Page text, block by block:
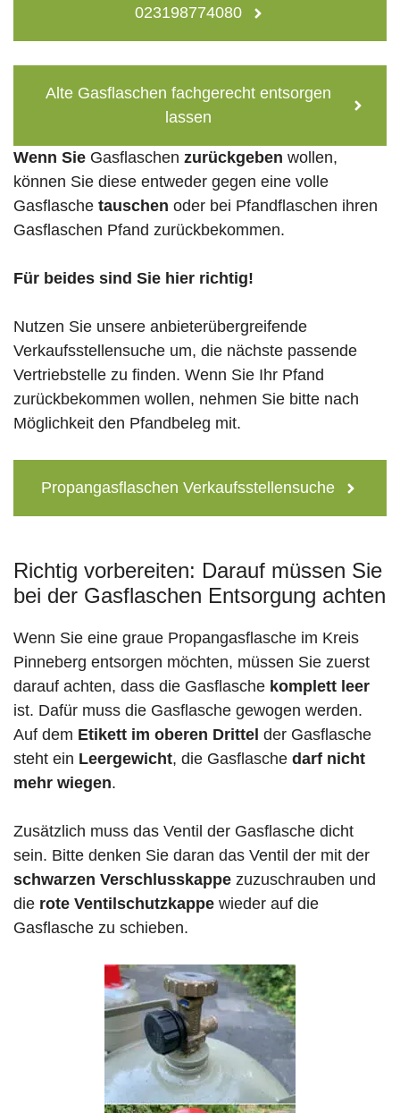
023198774080
Alte Gasflaschen fachgerecht entsorgen
lassen
Wenn Sie Gasflaschen zurückgeben wollen,
können Sie diese entweder gegen eine volle
Gasflasche tauschen oder bei Pfandflaschen ihren
Gasflaschen Pfand zurückbekommen.
Für beides sind Sie hier richtig!
Nutzen Sie unsere anbieterübergreifende
Verkaufsstellensuche um, die nächste passende
Vertriebstelle zu finden. Wenn Sie Ihr Pfand
zurückbekommen wollen, nehmen Sie bitte nach
Möglichkeit den Pfandbeleg mit.
Propangasflaschen Verkaufsstellensuche
Richtig vorbereiten: Darauf müssen Sie
bei der Gasflaschen Entsorgung achten
Wenn Sie eine graue Propangasflasche im Kreis
Pinneberg entsorgen möchten, müssen Sie zuerst
darauf achten, dass die Gasflasche komplett leer
ist. Dafür muss die Gasflasche gewogen werden.
Auf dem Etikett im oberen Drittel der Gasflasche
steht ein Leergewicht, die Gasflasche darf nicht
mehr wiegen.
Zusätzlich muss das Ventil der Gasflasche dicht
sein. Bitte denken Sie daran das Ventil der mit der
schwarzen Verschlusskappe zuzuschrauben und
die rote Ventilschutzkappe wieder auf die
Gasflasche zu schieben.